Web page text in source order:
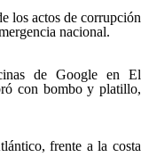
los actos de corrupción
nacional.
de Google en El
con bombo y platillo,
frente a la costa